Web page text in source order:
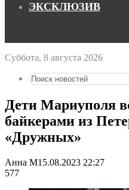
ЭКСКЛЮЗИВ
Суббота, 8 августа 2026
Дети Мариуполя
байкерами из
«Дружных»
Анна М15.08.2023 22:27
577